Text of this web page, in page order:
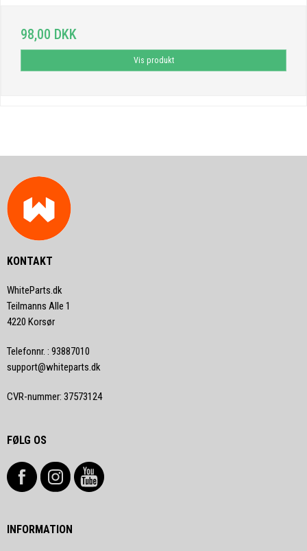
98,00 DKK
Vis produkt
KONTAKT
WhiteParts.dk
Teilmanns Alle 1
4220 Korsør
Telefonnr. : 93887010
support@whiteparts.dk
CVR-nummer: 37573124
FØLG OS
INFORMATION